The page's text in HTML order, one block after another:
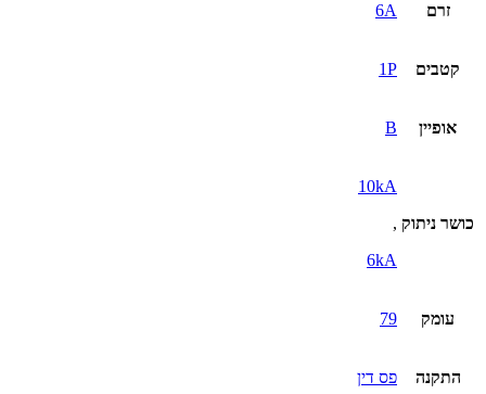
זרם 6A
קטבים 1P
אופיין B
כושר ניתוק
10kA
,
6kA
עומק 79
התקנה פס דין